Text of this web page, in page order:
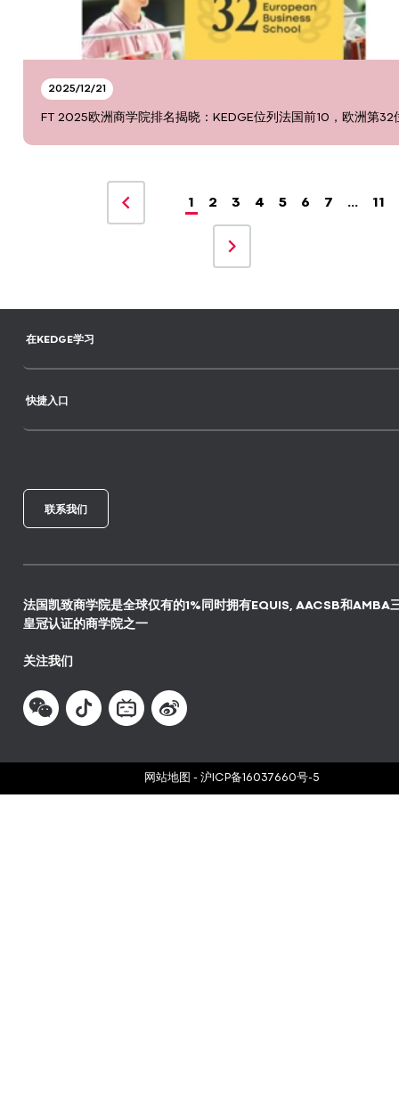
2025/12/21
FT 2025欧洲商学院排名揭晓：KEDGE位列法国前10，欧洲第32
1 2 3 4 5 6 7 … 11
在KEDGE学习
快捷入口
联系我们
法国凯致商学院是全球仅有的1%同时拥有EQUIS, AACSB和AMBA
皇冠认证的商学院之一
关注我们
网站地图 - 沪ICP备16037660号-5